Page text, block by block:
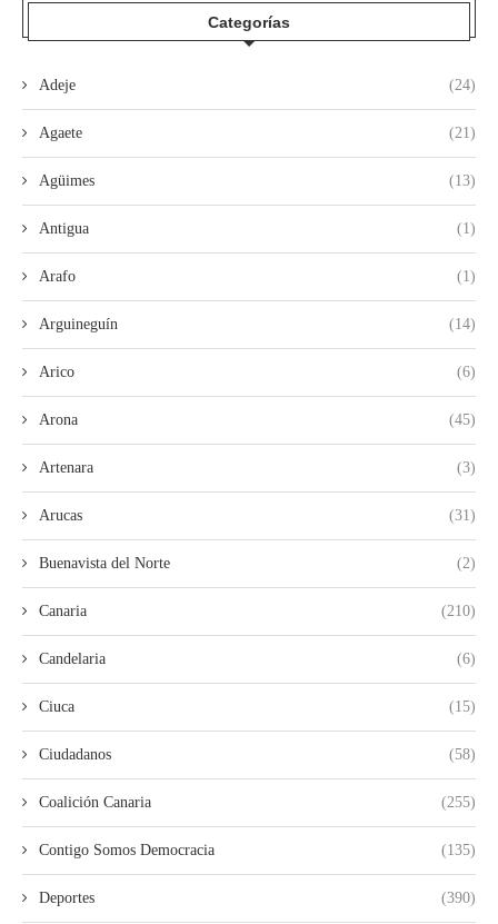
Categorías
Adeje (24)
Agaete (21)
Agüimes (13)
Antigua (1)
Arafo (1)
Arguineguín (14)
Arico (6)
Arona (45)
Artenara (3)
Arucas (31)
Buenavista del Norte (2)
Canaria (210)
Candelaria (6)
Ciuca (15)
Ciudadanos (58)
Coalición Canaria (255)
Contigo Somos Democracia (135)
Deportes (390)